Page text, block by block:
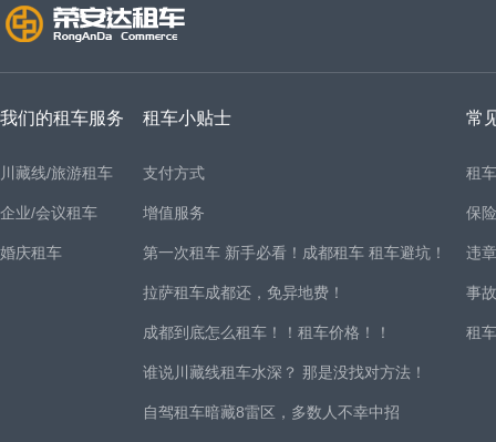
我们的租车服务
川藏线/旅游租车
企业/会议租车
婚庆租车
租车小贴士
支付方式
增值服务
第一次租车 新手必看！成都租车 租车避坑！
拉萨租车成都还，免异地费！
成都到底怎么租车！！租车价格！！
谁说川藏线租车水深？ 那是没找对方法！
自驾租车暗藏8雷区，多数人不幸中招
常
租
保
违
事
租